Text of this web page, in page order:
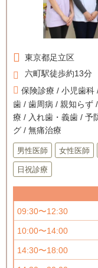
東京都足立区
六町駅徒歩約13分
保険診療 / 小児歯科
歯 / 歯周病 / 親知らず
療 / 入れ歯・義歯 / 予
グ / 無痛治療
男性医師 女性医師
日祝診療
09:30〜12:30
10:00〜14:00
14:30〜18:00